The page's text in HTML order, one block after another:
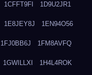
1CFFT9FI 1D9U2JR1
1E8JEY8J 1EN94O56
1FJ0BB6J 1FM8AVFQ
1GWILLXI 1H4L4ROK